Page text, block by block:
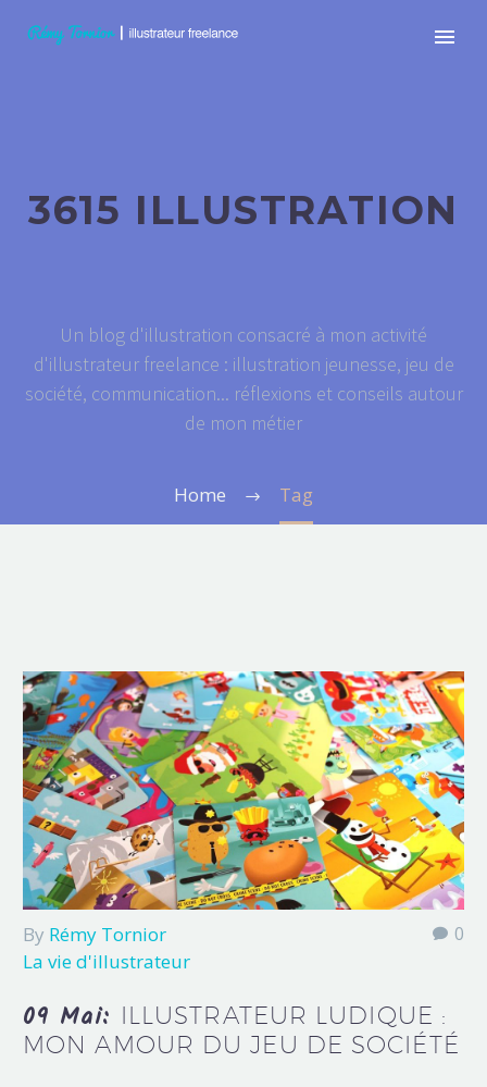
3615 ILLUSTRATION
Un blog d'illustration consacré à mon activité
d'illustrateur freelance : illustration jeunesse, jeu de
société, communication... réflexions et conseils autour
de mon métier
Home Tag
0
By Rémy Tornior
La vie d'illustrateur
09 Mai: ILLUSTRATEUR LUDIQUE :
MON AMOUR DU JEU DE SOCIÉTÉ